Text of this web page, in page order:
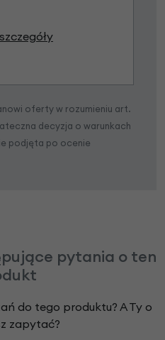
oferty w rozumieniu art.
decyzja o warunkach
podjęta po ocenie
pytania o ten
do tego produktu? A Ty o
zapytać?